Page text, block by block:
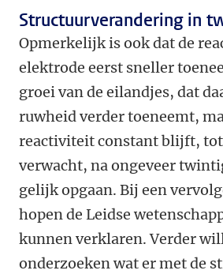
Structuurverandering in
Opmerkelijk is ook dat de
elektrode eerst sneller
groei van de eilandjes, dat
ruwheid verder toeneemt,
reactiviteit constant blijft,
verwacht, na ongeveer
gelijk opgaan. Bij een
hopen de Leidse
kunnen verklaren. Verder
onderzoeken wat er met de